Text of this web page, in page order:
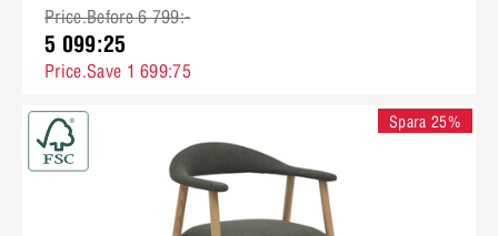
Price.Before 6 799:-
5 099:25
Price.Save 1 699:75
Spara 25%